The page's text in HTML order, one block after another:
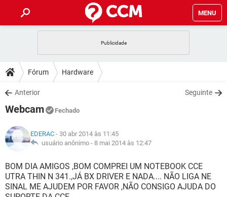
MENU
CELULAR
OUTLOOK
INSTAGRAM
GUIA DE COMPRAS
DICAS
JOGOS
INSTAGRAM
GUIA DE COMPRAS
DOWNLOADS
JOGOS
CELULAR
OUTLOOK EXCEL
INSTAGRAM GMAIL
GUIA DE COMPRAS
JOGOS
CELULAR
OUTLOOK EXCEL
INSTAGRAM GMAIL
GLOSSÁRIO
JOGOS WHATSAPP
CELULAR FACEBOOK
Fórum Hardware
Anterior Seguinte
Webcam Fechado
EDERAC - 30 abr 2014 às 11:45
usuário anônimo - 8 mai 2014 às 12:47
BOM DIA AMIGOS ,BOM COMPREI UM NOTEBOOK CCE
UTRA THIN N 341.,JÁ BX DRIVER E NADA.... NÃO LIGA NE
SINAL ME AJUDEM POR FAVOR ,NÃO CONSIGO AJUDA DO